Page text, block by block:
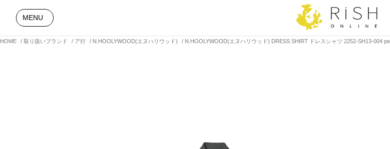
HOME 取り扱いブランド ア行 N.HOOLYWOOD(エヌハリウッド) N.HOOLYWOOD(エヌハリウッド) DRESS SHIRT ドレスシャツ 2252-SH13-004
MENU